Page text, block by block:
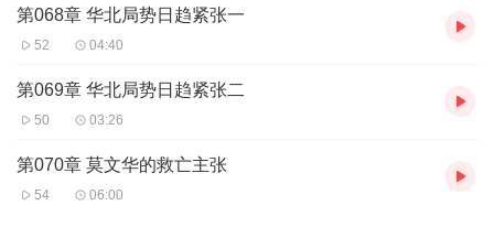
第068章 华北局势日趋紧张一
52 04:40
第069章 华北局势日趋紧张二
50 03:26
第070章 莫文华的救亡主张
54 06:00